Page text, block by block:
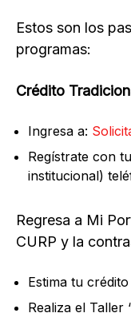
Estos son los
programas:
Crédito
Ingresa a:
Regístrate con
institucional)
Regresa a Mi
CURP y la
Estima tu
Realiza el Taller